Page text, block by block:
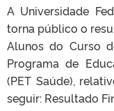
A Universidade
torna público o
Alunos do Curso
Programa de
(PET Saúde),
seguir: Resultado